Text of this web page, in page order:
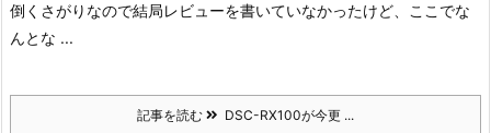
倒くさがりなので結局レビューを書いていなかったけど、ここでな
んとな ...
記事を読む DSC-RX100が今更 ...